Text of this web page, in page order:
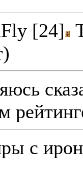
[24]
с